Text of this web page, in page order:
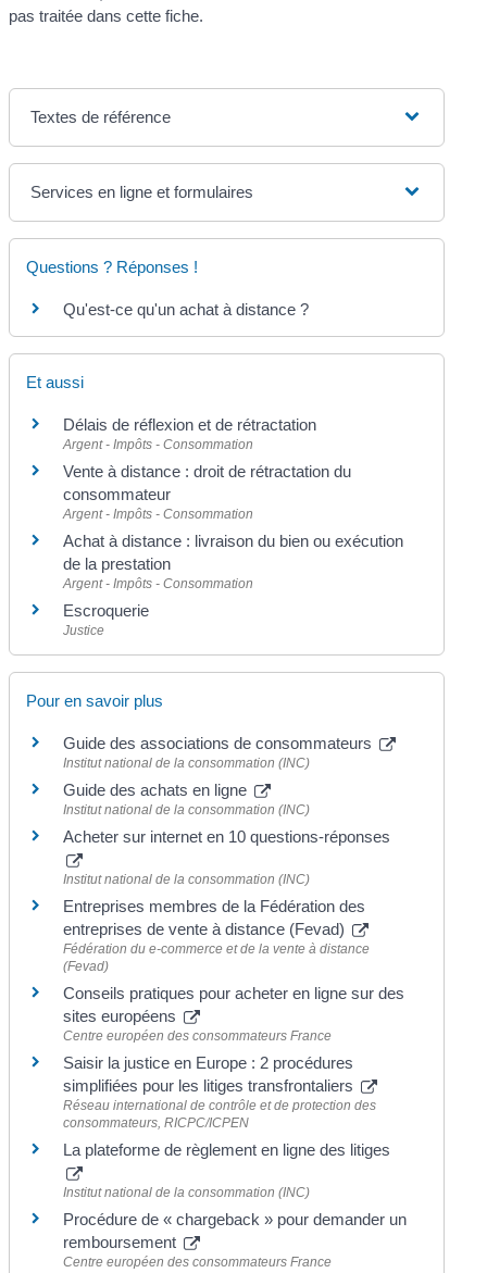
pas traitée dans cette fiche.
Textes de référence
Services en ligne et formulaires
Questions ? Réponses !
Qu'est-ce qu'un achat à distance ?
Et aussi
Délais de réflexion et de rétractation
Argent - Impôts - Consommation
Vente à distance : droit de rétractation du
consommateur
Argent - Impôts - Consommation
Achat à distance : livraison du bien ou exécution
de la prestation
Argent - Impôts - Consommation
Escroquerie
Justice
Pour en savoir plus
Guide des associations de consommateurs
Institut national de la consommation (INC)
Guide des achats en ligne
Institut national de la consommation (INC)
Acheter sur internet en 10 questions-réponses
Institut national de la consommation (INC)
Entreprises membres de la Fédération des
entreprises de vente à distance (Fevad)
Fédération du e-commerce et de la vente à distance
(Fevad)
Conseils pratiques pour acheter en ligne sur des
sites européens
Centre européen des consommateurs France
Saisir la justice en Europe : 2 procédures
simplifiées pour les litiges transfrontaliers
Réseau international de contrôle et de protection des
consommateurs, RICPC/ICPEN
La plateforme de règlement en ligne des litiges
Institut national de la consommation (INC)
Procédure de « chargeback » pour demander un
remboursement
Centre européen des consommateurs France